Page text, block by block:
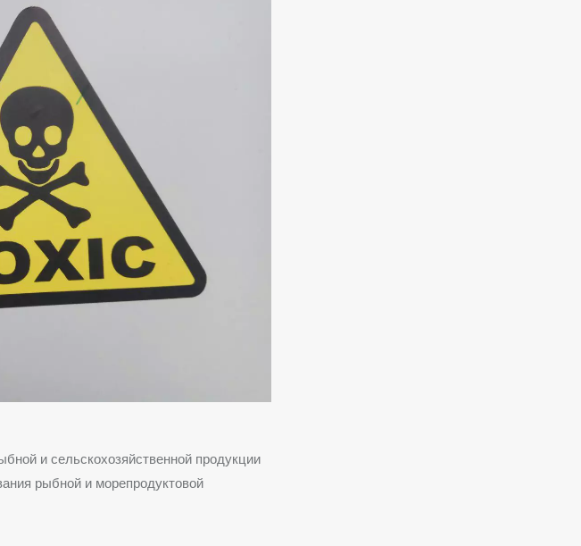
и сельскохозяйственной продукции
рыбной и морепродуктовой